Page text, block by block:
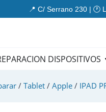
📍 C/ Serrano 230 | 🕐
MOVILESDISPOSITIVOS
/ Tablet/ Apple/ IPAD